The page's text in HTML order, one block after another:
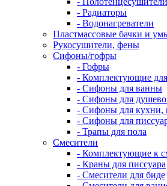
- Радиаторы
- Водонагреватели
Пластмассовые бачки и
Рукосушители, фены
Сифоны/гофры
- Гофры
- Комплектующие
- Сифоны для ванны
- Сифоны для
- Сифоны для кухни,
- Сифоны для
- Трапы для пола
Смесители
- Комплектующие к
- Краны для писсуара
- Смесители для биде